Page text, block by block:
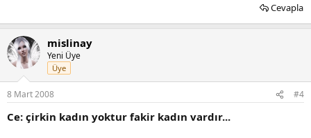
Cevapla
mislinay
Yeni Üye
Üye
8 Mart 2008 #4
Ce: çirkin kadın yoktur fakir kadın vardır...